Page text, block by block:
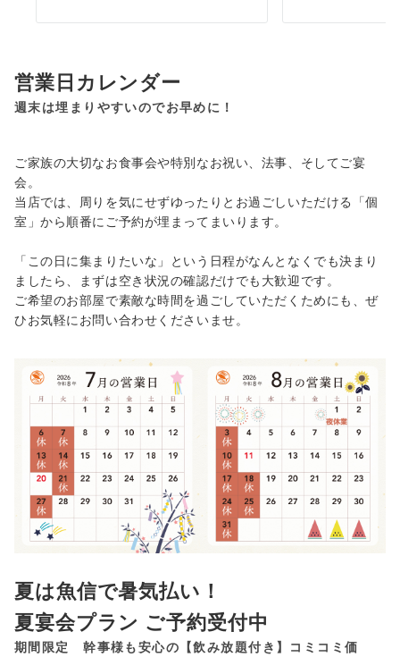
営業日カレンダー
週末は埋まりやすいのでお早めに！
ご家族の大切なお食事会や特別なお祝い、法事、そしてご宴
会。
当店では、周りを気にせずゆったりとお過ごしいただける「個
室」から順番にご予約が埋まってまいります。
「この日に集まりたいな」という日程がなんとなくでも決まり
ましたら、まずは空き状況の確認だけでも大歓迎です。
ご希望のお部屋で素敵な時間を過ごしていただくためにも、ぜ
ひお気軽にお問い合わせくださいませ。
夏は魚信で暑気払い！
夏宴会プラン ご予約受付中
期間限定 幹事様も安心の【飲み放題付き】コミコミ価